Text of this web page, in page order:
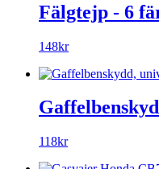
Fälgtejp - 6
148kr
118kr